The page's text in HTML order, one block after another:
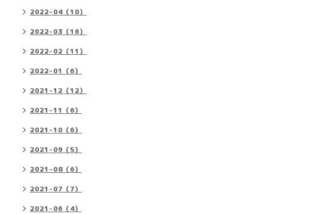
2022-04（10）
2022-03（16）
2022-02（11）
2022-01（6）
2021-12（12）
2021-11（6）
2021-10（6）
2021-09（5）
2021-08（6）
2021-07（7）
2021-06（4）